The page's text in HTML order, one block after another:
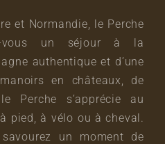
et Normandie, le Perche
vous un séjour à la
authentique et d’une
en châteaux, de
Perche s’apprécie au
pied, à vélo ou à cheval.
un moment de